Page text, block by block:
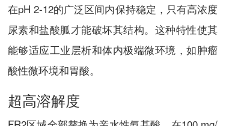
在pH 2-12的广泛区间内保持稳定，只有高浓度
尿素和盐酸胍才能破坏其结构。这种特性使其
能够适应工业层析和体内极端微环境，如肿瘤
酸性微环境和胃酸。
超高溶解度